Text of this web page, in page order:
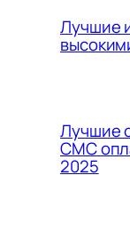
Лучшие
Лучшие
СМС
2025